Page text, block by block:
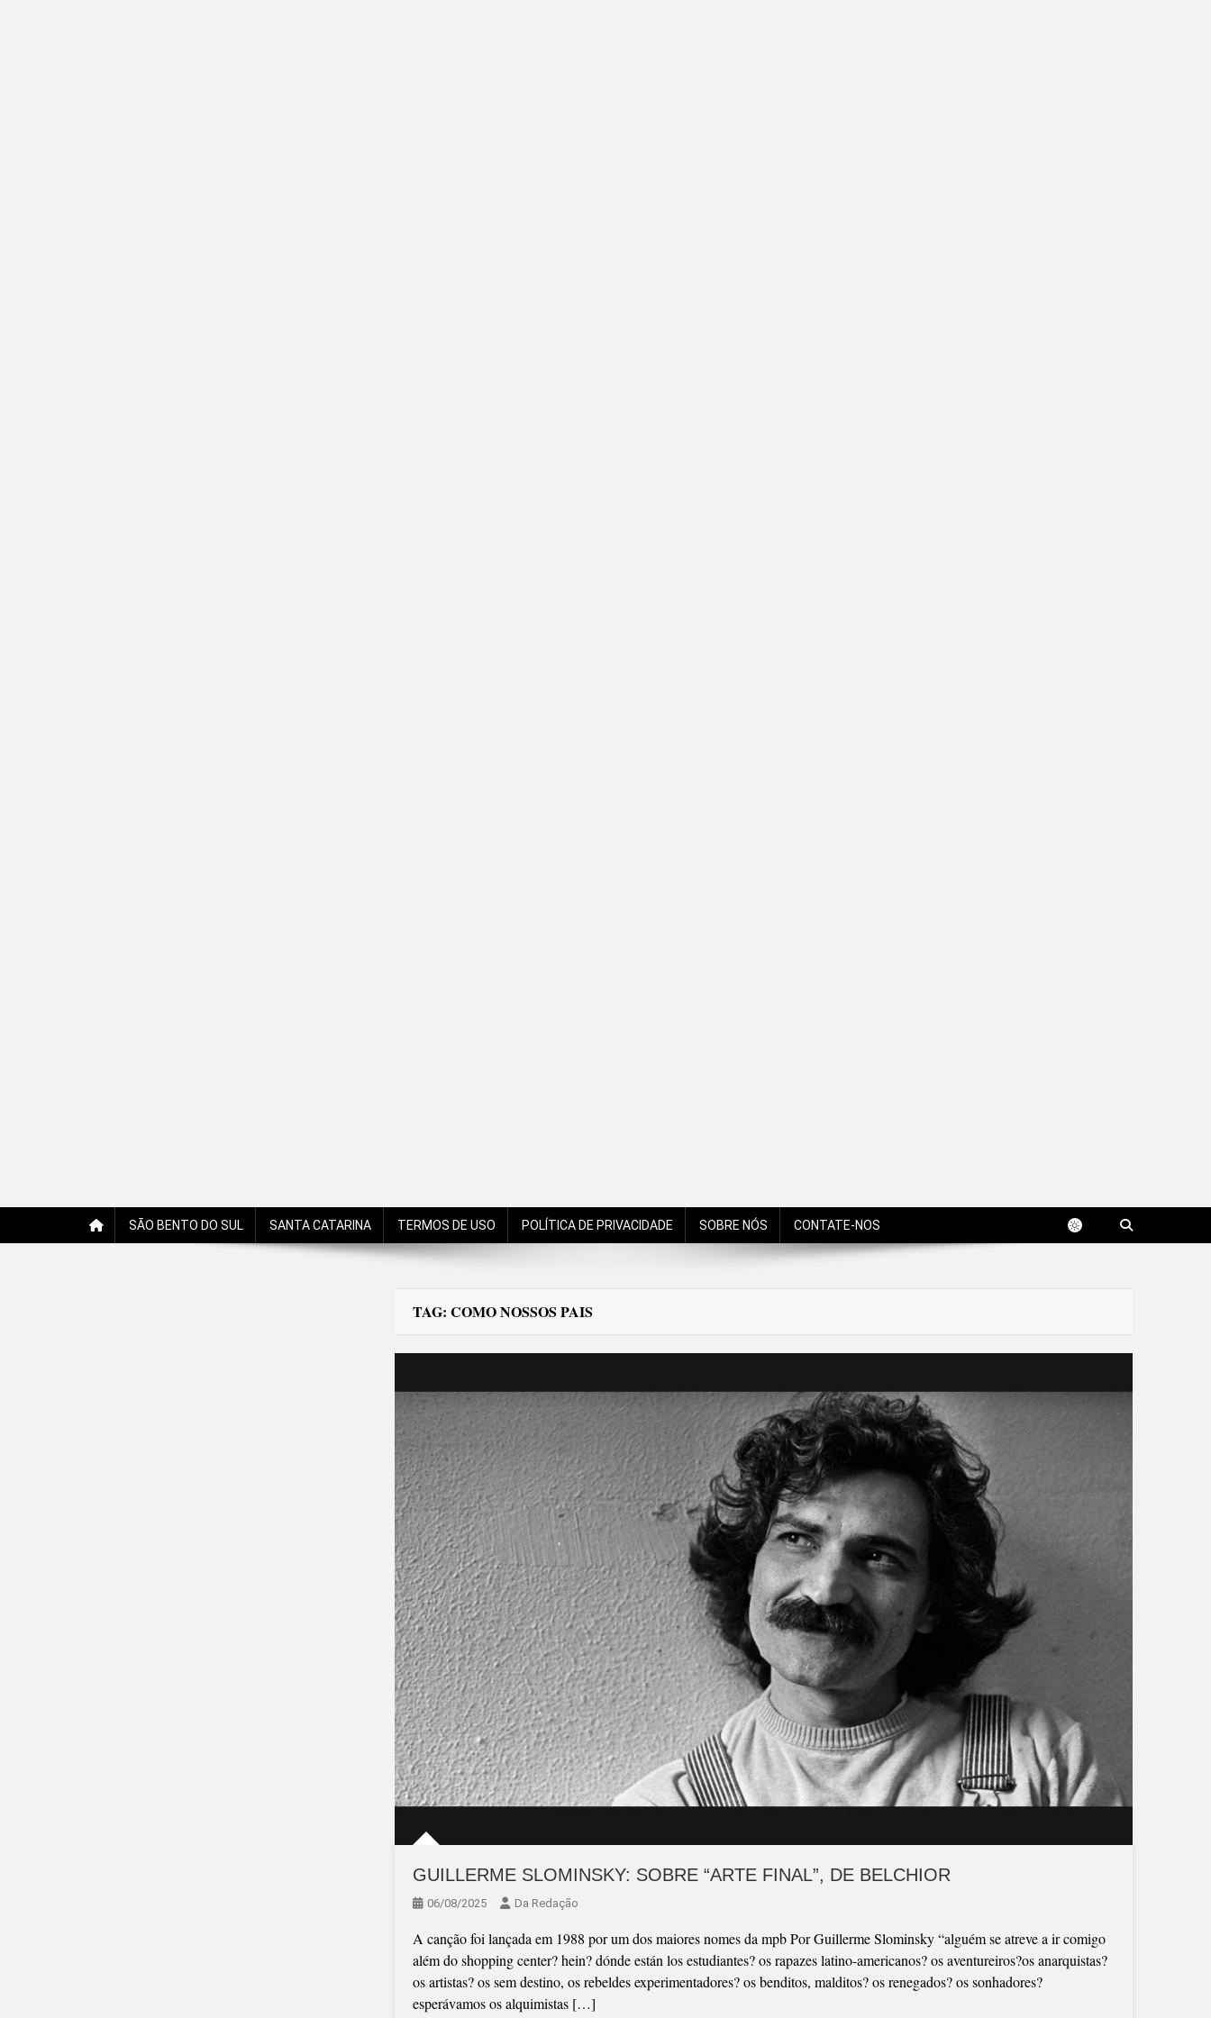
SÃO BENTO DO SUL SANTA CATARINA TERMOS DE USO POLÍTICA DE PRIVACIDADE SOBRE NÓS CONTATE-NOS
TAG: COMO NOSSOS PAIS
GUILLERME SLOMINSKY: SOBRE “ARTE FINAL”, DE BELCHIOR
06/08/2025 Da Redação
A canção foi lançada em 1988 por um dos maiores nomes da mpb Por Guillerme Slominsky “alguém se atreve a ir comigo
além do shopping center? hein? dónde están los estudiantes? os rapazes latino-americanos? os aventureiros?os anarquistas?
os artistas? os sem destino, os rebeldes experimentadores? os benditos, malditos? os renegados? os sonhadores?
esperávamos os alquimistas […]